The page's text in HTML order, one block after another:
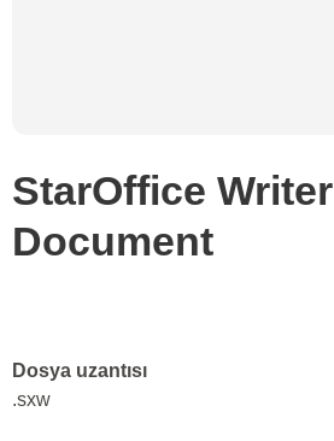
StarOffice Writer
Document
Dosya uzantısı
.sxw